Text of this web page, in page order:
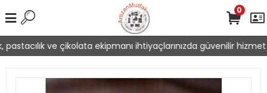
ve çikolata ekipmanı ihtiyaçlarınızda güvenilir hizmet
0